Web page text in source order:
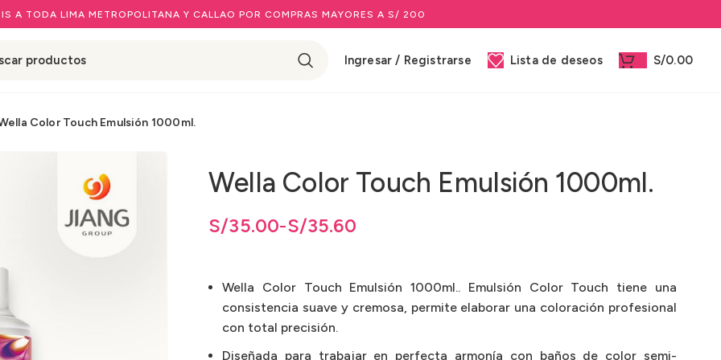
A TODA LIMA METROPOLITANA Y CALLAO POR COMPRAS MAYORES A S/ 200
Ingresar / Registrarse Lista de deseos S/0.00
Color Touch Emulsión 1000ml.
Wella Color Touch Emulsión 1000ml.
S/35.00-S/35.60
precios: desde S/35.00 hasta S/35.60
precios: desde 35.00hastaS/35.60
Wella Color Touch Emulsión 1000ml.. Emulsión Color Touch tiene una
consistencia suave y cremosa, permite elaborar una coloración profesional
con total precisión.
Diseñada para trabajar en perfecta armonía con baños de color semi-